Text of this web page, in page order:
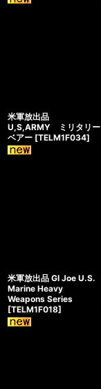
米軍放出品
U,S,ARMY ミリタリー
ベアー [TELM1F034]
米軍放出品 GI Joe U.S.
Marine Heavy
Weapons Series
[TELM1F018]